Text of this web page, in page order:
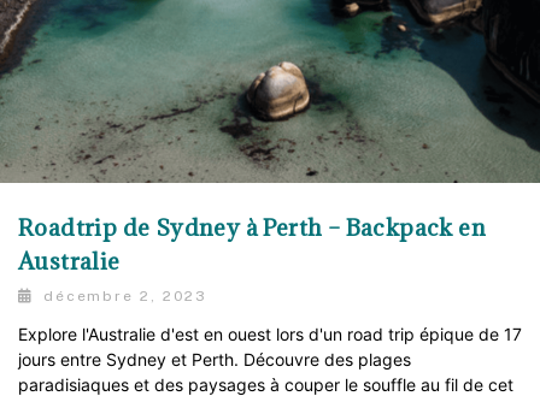
Roadtrip de Sydney à Perth – Backpack en
Australie
décembre 2, 2023
Explore l'Australie d'est en ouest lors d'un road trip épique de 17
jours entre Sydney et Perth. Découvre des plages
paradisiaques et des paysages à couper le souffle au fil de cet